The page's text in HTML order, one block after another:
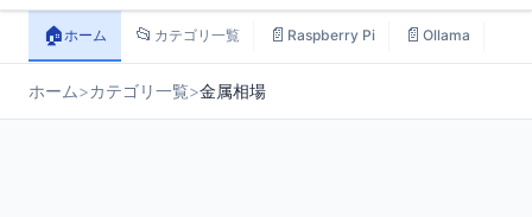
🏠ホーム 📂 カテゴリ一覧 📄 Raspberry Pi 📄 Ollama
ホーム>カテゴリ一覧>金属相場